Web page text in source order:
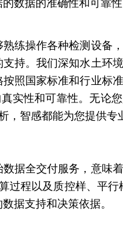
数据的准确性和可靠性
练操作各种检测设备
持。我们深知水土环
照国家标准和行业标
实性和可靠性。无论
智感都能为您提供专
据全交付服务，意味
过程以及质控样、平行
据支持和决策依据。